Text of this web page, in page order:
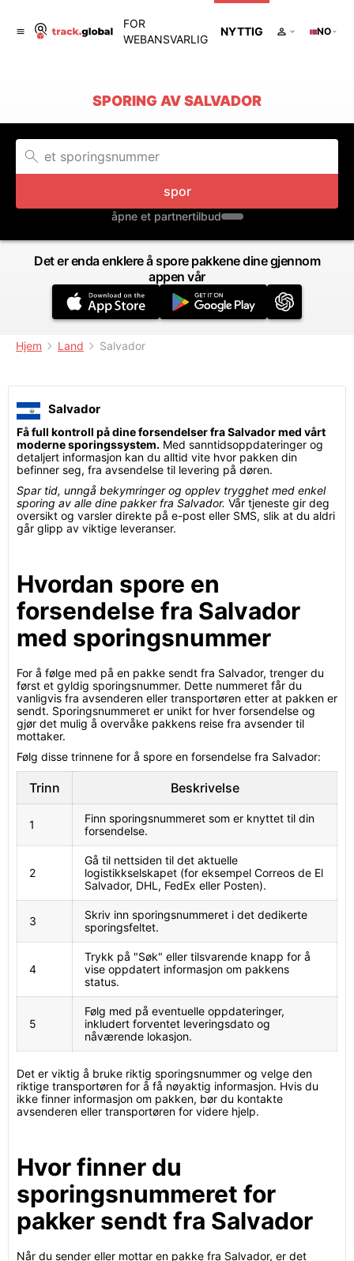
FOR
WEBANSVARLIG
NYTTIG NO
SPORING AV SALVADOR
spor
åpne et partnertilbud
Det er enda enklere å spore pakkene dine gjennom
appen vår
Hjem Land Salvador
Salvador
Få full kontroll på dine forsendelser fra Salvador med vårt
moderne sporingssystem. Med sanntidsoppdateringer og
detaljert informasjon kan du alltid vite hvor pakken din
befinner seg, fra avsendelse til levering på døren.
Spar tid, unngå bekymringer og opplev trygghet med enkel
sporing av alle dine pakker fra Salvador. Vår tjeneste gir deg
oversikt og varsler direkte på e-post eller SMS, slik at du aldri
går glipp av viktige leveranser.
Hvordan spore en
forsendelse fra Salvador
med sporingsnummer
For å følge med på en pakke sendt fra Salvador, trenger du
først et gyldig sporingsnummer. Dette nummeret får du
vanligvis fra avsenderen eller transportøren etter at pakken er
sendt. Sporingsnummeret er unikt for hver forsendelse og
gjør det mulig å overvåke pakkens reise fra avsender til
mottaker.
Følg disse trinnene for å spore en forsendelse fra Salvador:
Trinn Beskrivelse
1
Finn sporingsnummeret som er knyttet til din
forsendelse.
2
Gå til nettsiden til det aktuelle
logistikkselskapet (for eksempel Correos de El
Salvador, DHL, FedEx eller Posten).
3
Skriv inn sporingsnummeret i det dedikerte
sporingsfeltet.
4
Trykk på "Søk" eller tilsvarende knapp for å
vise oppdatert informasjon om pakkens
status.
5
Følg med på eventuelle oppdateringer,
inkludert forventet leveringsdato og
nåværende lokasjon.
Det er viktig å bruke riktig sporingsnummer og velge den
riktige transportøren for å få nøyaktig informasjon. Hvis du
ikke finner informasjon om pakken, bør du kontakte
avsenderen eller transportøren for videre hjelp.
Hvor finner du
sporingsnummeret for
pakker sendt fra Salvador
Når du sender eller mottar en pakke fra Salvador, er det